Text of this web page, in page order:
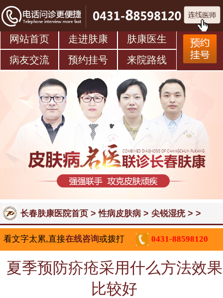
网站首页 走进肤康
肤康医生
病友交流
预约挂号 来院路线
长春肤康医院首页>性病皮肤病> 尖锐湿疣> >
看文字太累,直接在线咨询或拨打 0431-88598120
夏季预防疥疮采用什么方法效果
比较好